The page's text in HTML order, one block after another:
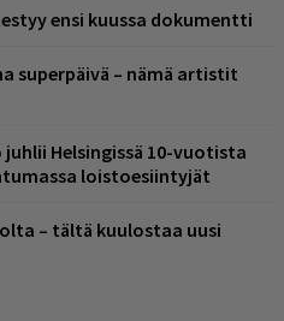
ensi kuussa dokumentti
superpäivä – nämä artistit
Helsingissä 10-vuotista
loistoesiintyjät
– tältä kuulostaa uusi